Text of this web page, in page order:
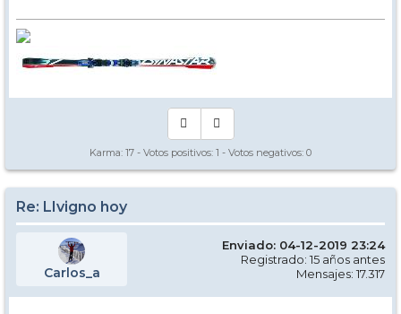
Karma: 17 - Votos positivos: 1 - Votos negativos: 0
Re: LIvigno hoy
Carlos_a
Enviado: 04-12-2019 23:24
Registrado: 15 años antes
Mensajes: 17.317